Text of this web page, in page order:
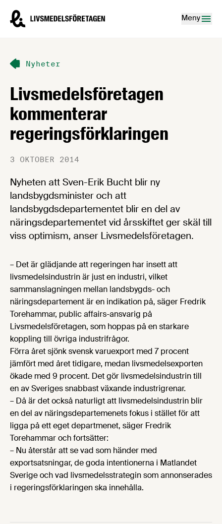
Livsmedelsföretagen – till startsidan
Meny
Nyheter
Livsmedelsföretagen
kommenterar
regeringsförklaringen
3 OKTOBER 2014
Nyheten att Sven-Erik Bucht blir ny
landsbygdsminister och att
landsbygdsdepartementet blir en del av
näringsdepartementet vid årsskiftet ger skäl till
viss optimism, anser Livsmedelsföretagen.
– Det är glädjande att regeringen har insett att
livsmedelsindustrin är just en industri, vilket
sammanslagningen mellan landsbygds- och
näringsdepartement är en indikation på, säger Fredrik
Torehammar, public affairs-ansvarig på
Livsmedelsföretagen, som hoppas på en starkare
koppling till övriga industrifrågor.
Förra året sjönk svensk varuexport med 7 procent
jämfört med året tidigare, medan livsmedelsexporten
ökade med 9 procent. Det gör livsmedelsindustrin till
en av Sveriges snabbast växande industrigrenar.
– Då är det också naturligt att livsmedelsindustrin blir
en del av näringsdepartemenets fokus i stället för att
ligga på ett eget departmenet, säger Fredrik
Torehammar och fortsätter:
– Nu återstår att se vad som händer med
exportsatsningar, de goda intentionerna i Matlandet
Sverige och vad livsmedelsstrategin som annonserades
i regeringsförklaringen ska innehålla.